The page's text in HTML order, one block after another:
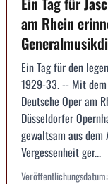
am Rhein
Ein Tag für den
1929-33. -- Mit dem
Deutsche Oper am
Düsseldorfer
gewaltsam aus dem
Vergessenheit ger...
Veröffentlichungsdatum: